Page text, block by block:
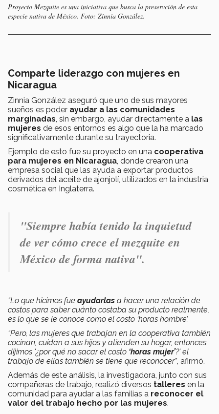
Proyecto Mezquite es una iniciativa que busca la preservción de esta
especie nativa de México. Foto: Zinnia González.
Comparte liderazgo con mujeres en
Nicaragua
Zinnia González aseguró que uno de sus mayores
sueños es poder ayudar a las comunidades
marginadas, sin embargo, ayudar directamente a las
mujeres de esos entornos es algo que la ha marcado
significativamente durante su trayectoria.
Ejemplo de esto fue su proyecto en una cooperativa
para mujeres en Nicaragua, donde crearon una
empresa social que las ayuda a exportar productos
derivados del aceite de ajonjolí, utilizados en la industria
cosmética en Inglaterra.
"Siempre había tenido la inquietud
de ver cómo crece el mezquite en
México de forma nativa".
“Lo que hicimos fue ayudarlas a hacer una relación de
costos para saber cuánto costaba su producto realmente,
es lo que se le conoce como el costo ‘horas hombre’.
“Pero, las mujeres que trabajan en la cooperativa también
cocinan, cuidan a sus hijos y atienden su hogar, entonces
dijimos '¿por qué no sacar el costo ‘horas mujer’?' el
trabajo de ellas también se tiene que reconocer”, afirmó.
Además de este análisis, la investigadora, junto con sus
compañeras de trabajo, realizó diversos talleres en la
comunidad para ayudar a las familias a reconocer el
valor del trabajo hecho por las mujeres.